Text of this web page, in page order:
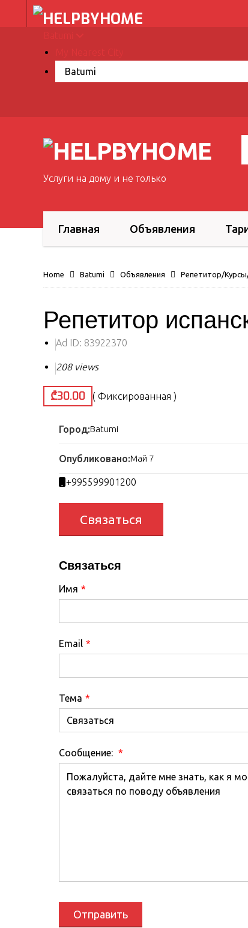
Услуги на дому и не только
Главная Объявления
Home Batumi Объявления Репетитор/
Репетитор
Ad ID: 83922370
208 views
₾30.00 ( Фиксированная )
Город:Batumi
Опубликовано:Май 7
+995599901200
Связаться
Связаться
Имя *
Email *
Тема *
Сообщение: *